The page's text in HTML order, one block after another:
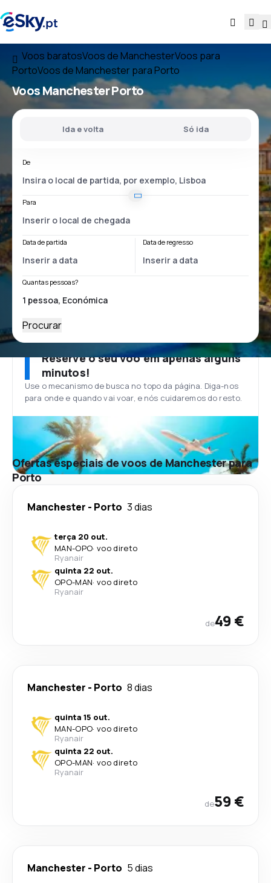
Voos baratosVoos de ManchesterVoos para
PortoVoos de Manchester para Porto
VoosManchester Porto
Ida e volta Só ida
De
Para
Data de partida Data de regresso
Quantas pessoas?
Procurar
Reserve o seu voo em apenas alguns
minutos!
Use o mecanismo de busca no topo da página. Diga-nos
para onde e quando vai voar, e nós cuidaremos do resto.
Ofertas especiais de voos de Manchester para
Porto
Manchester - Porto 3 dias
terça 20 out.
MAN-OPO· voo direto
Ryanair
quinta 22 out.
OPO-MAN· voo direto
Ryanair
de49 €
Manchester - Porto 8 dias
quinta 15 out.
MAN-OPO· voo direto
Ryanair
quinta 22 out.
OPO-MAN· voo direto
Ryanair
de59 €
Manchester - Porto 5 dias